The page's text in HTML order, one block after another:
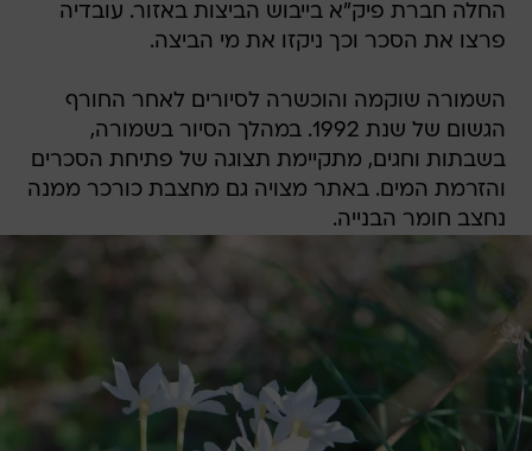
החלה חברת פיק"א בייבוש הביצות באזור. עובדיה
פרצו את הסכר וכך ניקזו את מי הביצה.
השמורה שוקמה והוכשרה לסיורים לאחר החורף
הגשום של שנת 1992. במהלך הסיור בשמורה,
בשבתות וחגים, מתקיימת תצוגה של פתיחת הסכרים
והזרמת המים. באתר מצויה גם מחצבת כורכר ממנה
נחצב חומר הבנייה.